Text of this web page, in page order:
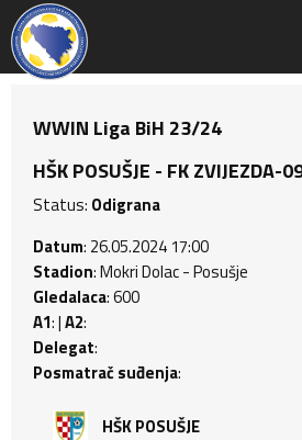
WWIN Liga BiH 23/24
HŠK POSUŠJE - FK ZVIJEZDA-
Status: Odigrana
Datum: 26.05.2024 17:00
Stadion: Mokri Dolac - Posušje
Gledalaca: 600
A1: |A2:
Delegat:
Posmatrač suđenja:
HŠK POSUŠJE